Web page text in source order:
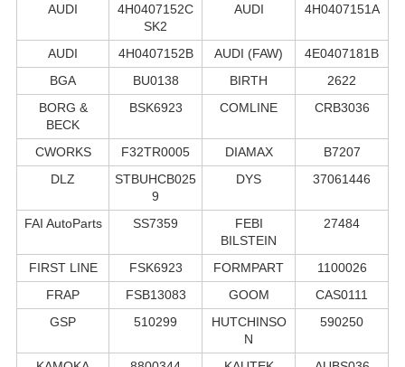
AUDI
4H0407152C
SK2
AUDI 4H0407151A
AUDI 4H0407152B AUDI (FAW)
4E0407181B
BGA
BU0138 BIRTH
2622
BORG &
BECK
BSK6923 COMLINE CRB3036
CWORKS F32TR0005 DIAMAX
B7207
DLZ
STBUHCB025
9
DYS 37061446
FAI AutoParts SS7359
FEBI
BILSTEIN
27484
FIRST LINE FSK6923 FORMPART
1100026
FRAP
FSB13083 GOOM
CAS0111
GSP
510299
HUTCHINSO
N
590250